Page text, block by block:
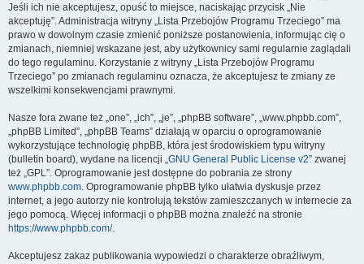
Jeśli ich nie akceptujesz, opuść to miejsce, naciskając przycisk „Nie
akceptuję”. Administracja witryny „Lista Przebojów Programu Trzeciego” ma
prawo w dowolnym czasie zmienić poniższe postanowienia, informując cię o
zmianach, niemniej wskazane jest, aby użytkownicy sami regularnie zaglądali
do tego regulaminu. Korzystanie z witryny „Lista Przebojów Programu
Trzeciego” po zmianach regulaminu oznacza, że akceptujesz te zmiany ze
wszelkimi konsekwencjami prawnymi.
Nasze fora zwane też „one”, „ich”, „je”, „phpBB software”, „www.phpbb.com”,
„phpBB Limited”, „phpBB Teams” działają w oparciu o oprogramowanie
wykorzystujące technologię phpBB, która jest środowiskiem typu witryny
(bulletin board), wydane na licencji „GNU General Public License v2” zwanej
też „GPL”. Oprogramowanie jest dostępne do pobrania ze strony
www.phpbb.com. Oprogramowanie phpBB tylko ułatwia dyskusje przez
internet, a jego autorzy nie kontrolują tekstów zamieszczanych w internecie za
jego pomocą. Więcej informacji o phpBB można znaleźć na stronie
https://www.phpbb.com/.
Akceptujesz zakaz publikowania wypowiedzi o charakterze obraźliwym,